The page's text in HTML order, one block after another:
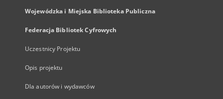
Wojewódzka i Miejska Biblioteka Publiczna
Federacja Bibliotek Cyfrowych
Uczestnicy Projektu
Opis projektu
Dla autorów i wydawców